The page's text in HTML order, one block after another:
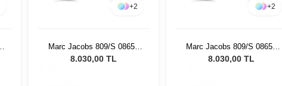
+2
Marc Jacobs 809/S 08654
Kadın Güneş Gözlüğü
8.030,00 TL
+2
Marc Jacobs 809/S 08654
Kadın Güneş Gözlüğü
8.030,00 TL